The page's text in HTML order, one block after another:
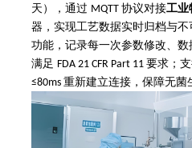
天），通过 MQTT 协议对接工业
器，实现工艺数据实时归档与
功能，记录每一次参数修改、数
满足 FDA 21 CFR Part 11 要求；
≤80ms 重新建立连接，保障无菌